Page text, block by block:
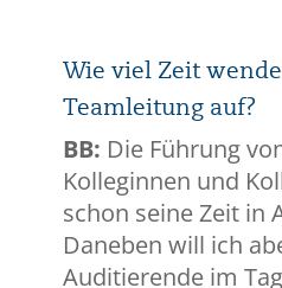
Wie viel Zeit
Teamleitung auf?
BB: Die Führung
Kolleginnen und
schon seine Zeit in
Daneben will ich
Auditierende im